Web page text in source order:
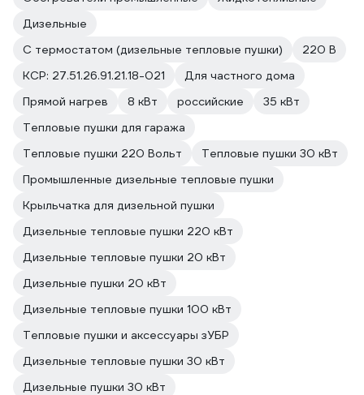
Дизельные
С термостатом (дизельные тепловые пушки)
220 В
КСР: 27.51.26.91.21.18-021
Для частного дома
Прямой нагрев
8 кВт российские
35 кВт
Тепловые пушки для гаража
Тепловые пушки 220 Вольт
Тепловые пушки 30 кВт
Промышленные дизельные тепловые пушки
Крыльчатка для дизельной пушки
Дизельные тепловые пушки 220 кВт
Дизельные тепловые пушки 20 кВт
Дизельные пушки 20 кВт
Дизельные тепловые пушки 100 кВт
Тепловые пушки и аксессуары зУБР
Дизельные тепловые пушки 30 кВт
Дизельные пушки 30 кВт